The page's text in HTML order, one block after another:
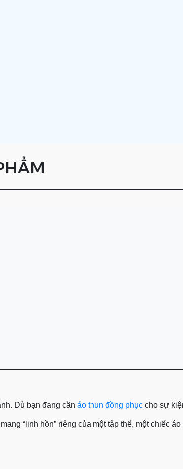
Dù bạn đang cần áo thun đồng phục cho sự
“linh hồn” riêng của một tập thể, một chiếc áo